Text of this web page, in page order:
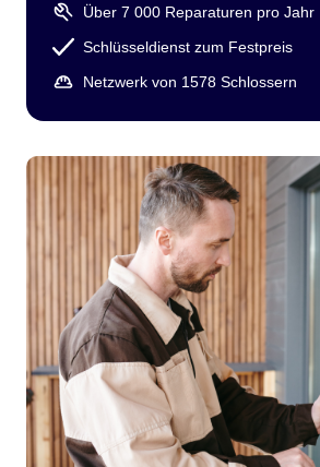
Über 7 000 Reparaturen pro Jahr
Schlüsseldienst zum Festpreis
Netzwerk von 1578 Schlossern